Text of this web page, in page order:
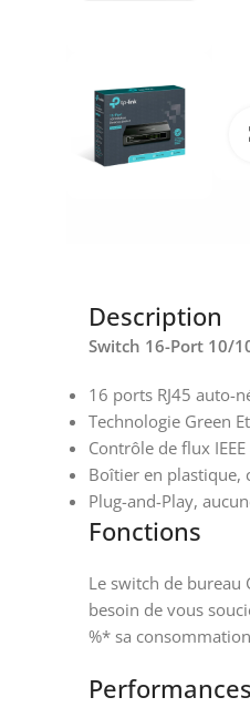
Description
Switch 16-Port 10/
16 ports RJ45 auto-
Technologie Green
Contrôle de flux
Boîtier en plastique,
Plug-and-Play,
Fonctions
Le switch de
besoin de vous
%* sa